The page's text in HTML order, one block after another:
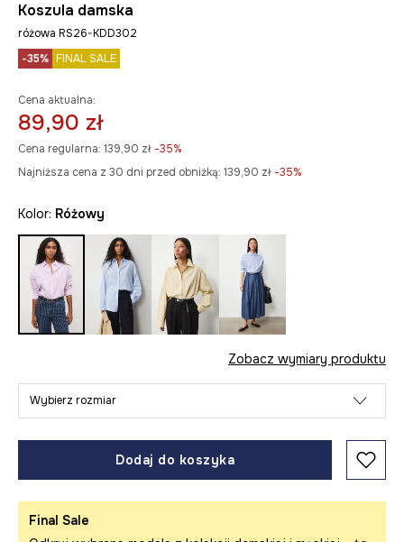
Koszula damska
różowa RS26-KDD302
-35% FINAL SALE
Cena aktualna:
89,90 zł
Cena regularna: 139,90 zł -35%
Najniższa cena z 30 dni przed obniżką: 139,90 zł -35%
Kolor: różowy
Zobacz wymiary produktu
Wybierz rozmiar
Dodaj do koszyka
Final Sale